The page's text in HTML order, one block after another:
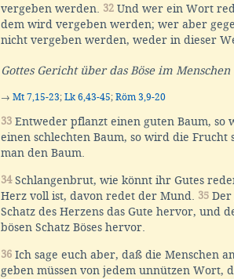
vergeben werden. 32 Und wer ein Wort
dem wird vergeben werden; wer aber
nicht vergeben werden, weder in dieser
Gottes Gericht über das Böse im Menschen
→ Mt 7,15-23; Lk 6,43-45; Röm 3,9-20
33 Entweder pflanzt einen guten Baum,
einen schlechten Baum, so wird die
man den Baum.
34Schlangenbrut, wie könnt ihr Gutes
Herz voll ist, davon redet der Mund. 35 Der
Schatz des Herzens das Gute hervor, und
bösen Schatz Böses hervor.
36 Ich sage euch aber, daß die Menschen
geben müssen von jedem unnützen Wort,